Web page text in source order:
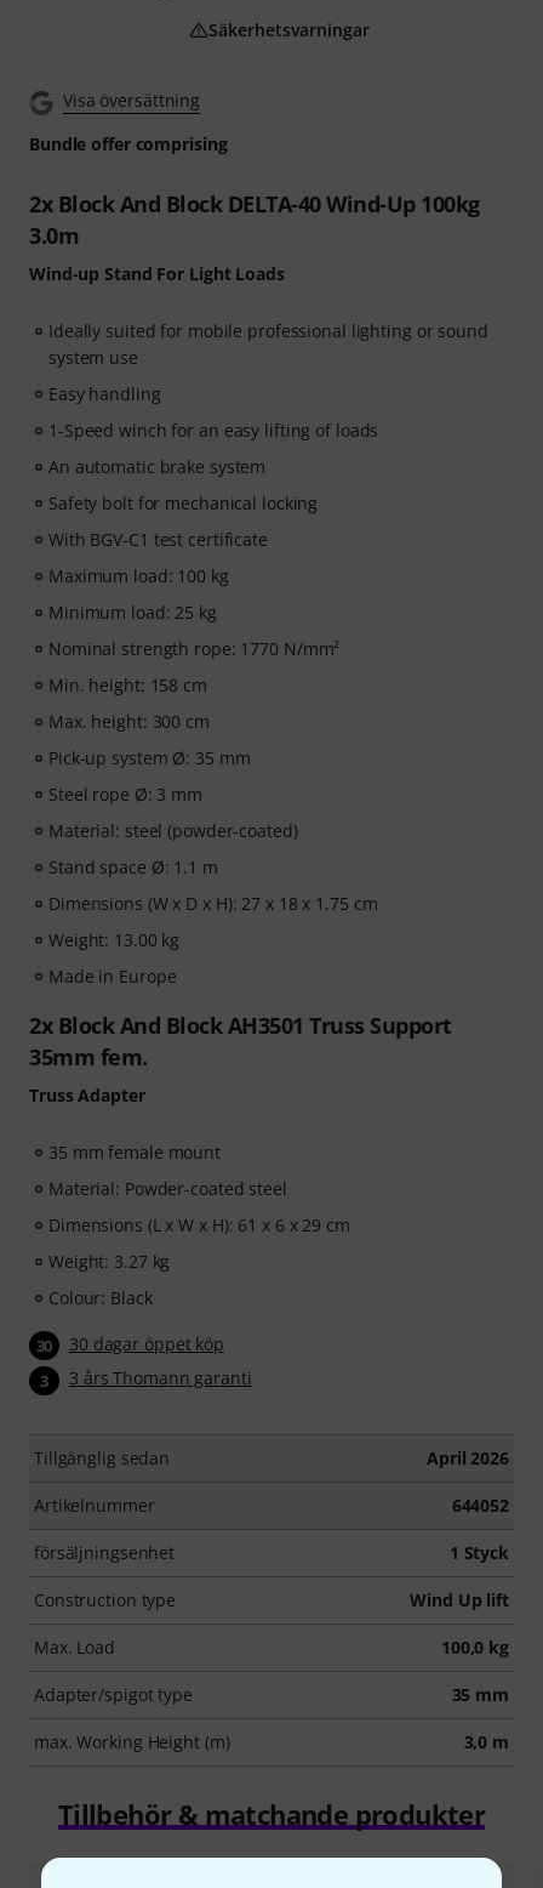
Visa översättning
Bundle offer comprising
2x Block And Block DELTA-40 Wind-Up 100kg
3.0m
Wind-up Stand For Light Loads
Ideally suited for mobile professional lighting or sound
system use
Easy handling
1-Speed winch for an easy lifting of loads
An automatic brake system
Safety bolt for mechanical locking
With BGV-C1 test certificate
Maximum load: 100 kg
Minimum load: 25 kg
Nominal strength rope: 1770 N/mm²
Min. height: 158 cm
Max. height: 300 cm
Pick-up system Ø: 35 mm
Steel rope Ø: 3 mm
Material: steel (powder-coated)
Stand space Ø: 1.1 m
Dimensions (W x D x H): 27 x 18 x 1.75 cm
Weight: 13.00 kg
Made in Europe
2x Block And Block AH3501 Truss Support
35mm fem.
Truss Adapter
35 mm female mount
Material: Powder-coated steel
Dimensions (L x W x H): 61 x 6 x 29 cm
Weight: 3.27 kg
Colour: Black
30 30 dagar öppet köp
3 3 års Thomann garanti
Tillgänglig sedan April 2026
Artikelnummer 644052
försäljningsenhet 1 Styck
Construction type Wind Up lift
Max. Load 100,0 kg
Adapter/spigot type 35 mm
max. Working Height (m) 3,0 m
Säkerhetsvarningar
Tillbehör & matchande produkter